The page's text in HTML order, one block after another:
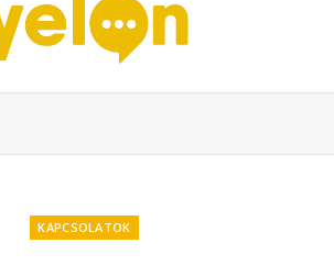
u
KAPCSOLATOK